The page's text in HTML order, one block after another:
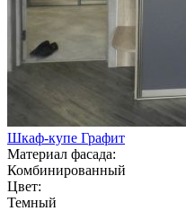
Шкаф-купе Графит
Материал фасада:
Комбинированный
Цвет:
Темный